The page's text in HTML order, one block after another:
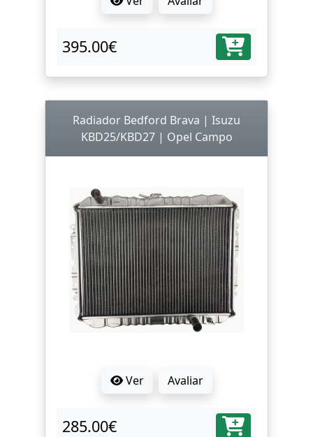
395.00€
Radiador Bedford Brava | Isuzu
KBD25/KBD27 | Opel Campo
Ver Avaliar
285.00€